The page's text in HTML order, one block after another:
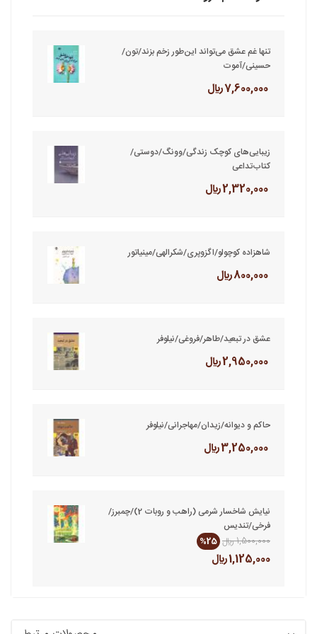
تنها غم عشق می‌تواند این‌طور زخم بزند/تون/
حسینی/آموت
7,600,000 ريال
زیبایی‌های کوچک زندگی/وونگ/دوستی/
کتاب‌تداعی
2,320,000 ريال
شاهزاده کوچولو/اگزوپری/شکرالهی/مینیاتور
800,000 ريال
عشق در تبعید/طاهر/فروغی/نیلوفر
2,950,000 ريال
حاکم و دیوانه/زیدان/مهاجرانی/نیلوفر
3,250,000 ريال
نیایش شاخسار شرمی (راهب و روبات 2)/چمبرز/
فرخی/تندیس
1,500,000 ريال
%25
1,125,000 ريال